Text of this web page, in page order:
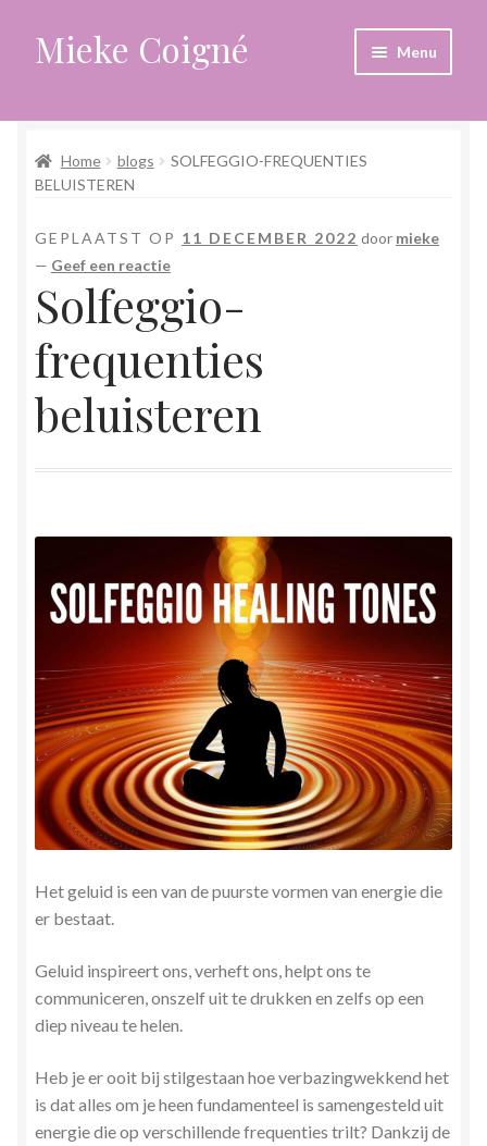
Ga
door
navigatie
Ga
naar
inhoud
Mieke Coigné Menu
Afrekenen
Anders leven in een sterk veranderende tijd
Bewust omgaan met hoog gevoeligheid
Blogs
Magische helende verhalen ©Mieke
Mijn account
Mindfulness en Hartcoherentie
Narcisme
Nieuw boek ‘Pareltjes in de Oceaan.’ Meditatieve haiku’s
in woord en beeld
Priesteressen van Isis- Hal der Zuilen
Stress en Burn-out Coaching
Transactionele Analyse
Home blogs
SOLFEGGIO-FREQUENTIES
BELUISTEREN
GEPLAATST OP 11 DECEMBER 2022 door mieke
— Geef een reactie
Solfeggio-
frequenties
beluisteren
Het geluid is een van de puurste vormen van energie die
er bestaat.
Geluid inspireert ons, verheft ons, helpt ons te
communiceren, onszelf uit te drukken en zelfs op een
diep niveau te helen.
Heb je er ooit bij stilgestaan hoe verbazingwekkend het
is dat alles om je heen fundamenteel is samengesteld uit
energie die op verschillende frequenties trilt? Dankzij de